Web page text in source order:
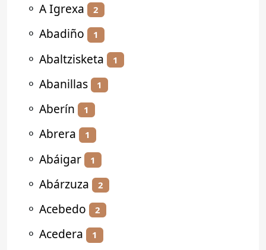
⚬ A Igrexa 2
⚬ Abadiño 1
⚬ Abaltzisketa 1
⚬ Abanillas 1
⚬ Aberín 1
⚬ Abrera 1
⚬ Abáigar 1
⚬ Abárzuza 2
⚬ Acebedo 2
⚬ Acedera 1